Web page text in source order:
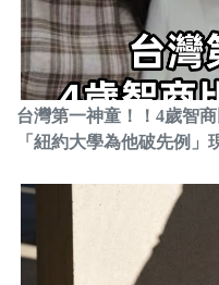
台灣第一神童！！4歲智
「紐約大學為他破先例」